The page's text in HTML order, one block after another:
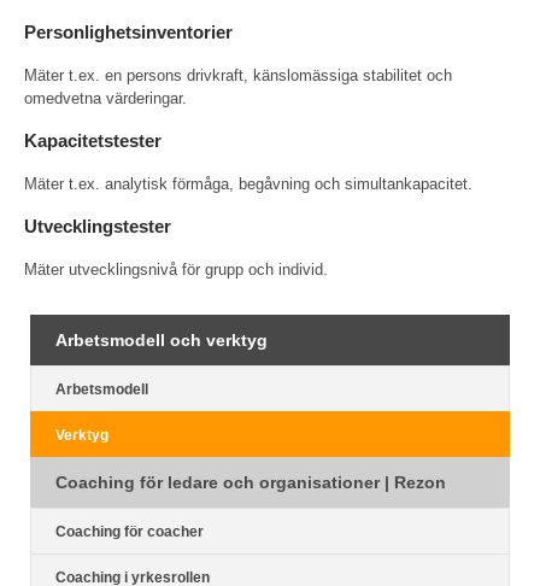
Personlighetsinventorier
Mäter t.ex. en persons drivkraft, känslomässiga stabilitet och
omedvetna värderingar.
Kapacitetstester
Mäter t.ex. analytisk förmåga, begåvning och simultankapacitet.
Utvecklingstester
Mäter utvecklingsnivå för grupp och individ.
Arbetsmodell och verktyg
Arbetsmodell
Verktyg
Coaching för ledare och organisationer | Rezon
Coaching för coacher
Coaching i yrkesrollen